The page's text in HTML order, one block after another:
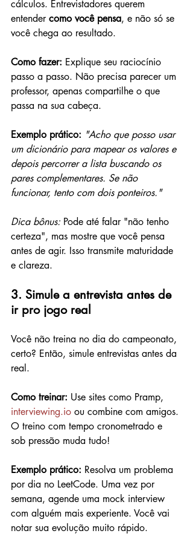
cálculos. Entrevistadores querem
entender como você pensa, e não só se
você chega ao resultado.
Como fazer: Explique seu raciocínio
passo a passo. Não precisa parecer um
professor, apenas compartilhe o que
passa na sua cabeça.
Exemplo prático: "Acho que posso usar
um dicionário para mapear os valores e
depois percorrer a lista buscando os
pares complementares. Se não
funcionar, tento com dois ponteiros."
Dica bônus: Pode até falar "não tenho
certeza", mas mostre que você pensa
antes de agir. Isso transmite maturidade
e clareza.
3. Simule a entrevista antes de
ir pro jogo real
Você não treina no dia do campeonato,
certo? Então, simule entrevistas antes da
real.
Como treinar: Use sites como Pramp,
interviewing.io ou combine com amigos.
O treino com tempo cronometrado e
sob pressão muda tudo!
Exemplo prático: Resolva um problema
por dia no LeetCode. Uma vez por
semana, agende uma mock interview
com alguém mais experiente. Você vai
notar sua evolução muito rápido.